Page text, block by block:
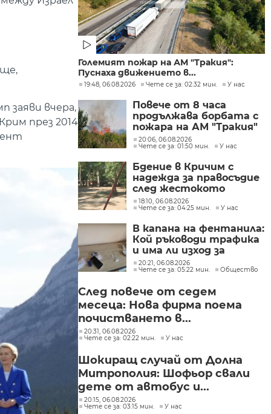
заяви вчера,
през 2014
Големият пожар на АМ "Тракия":
Пуснаха движението в...
19:48, 06.08.2026 Чете се за: 02:32 мин. У нас
Повече от 8 часа
продължава борбата с
пожара на АМ "Тракия"
при отбивката към
Велинград
20:06, 06.08.2026
Чете се за: 01:50 мин.
У нас
Бдение в Кричим с
надежда за правосъдие
след жестокото
убийство на млад мъж
в Пловдив от
18:10, 06.08.2026
Чете се за: 04:25 мин.
У нас
В капана на фентанила:
Кой ръководи трафика
и има ли изход за
пристрастените?
20:21, 06.08.2026
Чете се за: 05:22 мин.
Общество
След повече от седем
месеца: Нова фирма поема
почистването в...
20:31, 06.08.2026
Чете се за: 02:22 мин.
У нас
Шокиращ случай от Долна
Митрополия: Шофьор свали
дете от автобус и...
20:15, 06.08.2026
Чете се за: 03:15 мин.
У нас